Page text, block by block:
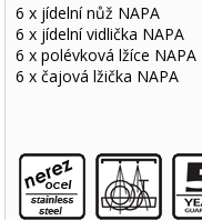
6 x jídelní nůž NAPA
6 x jídelní vidlička NAPA
6 x polévková lžíce NAPA
6 x čajová lžička NAPA